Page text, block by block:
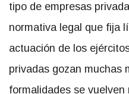
tipo de empresas
normativa legal que fija
actuación de los
privadas gozan muchas
formalidades se